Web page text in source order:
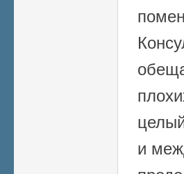
и